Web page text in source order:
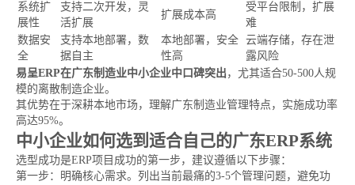
系统扩
展性
支持二次开发，灵
活扩展
扩展成本高
受平台限制，扩展
难
数据安
全
支持本地部署，数
据自主
本地部署，安全
性高
云端存储，存在泄
露风险
易呈ERP在广东制造业中小企业中口碑突出 ，尤其适合50-500人规
模的离散制造企业。
其优势在于深耕本地市场，理解广东制造业管理特点，实施成功率
高达95%。
中小企业如何选到适合自己的广东ERP系统
选型成功是ERP项目成功的第一步，建议遵循以下步骤：
第一步：明确核心需求。列出当前最痛的3-5个管理问题，避免功